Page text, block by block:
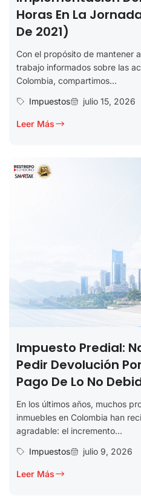
Horas En La
De 2021)
Con el propósito de mantener
trabajo informados sobre las
Colombia, compartimos...
Impuestos
julio 15, 2026
Leer Más
Impuesto Predial:
Pedir Devolución
Pago De Lo No
En los últimos años, muchos
inmuebles en Colombia han
agradable: el incremento...
Impuestos
julio 9, 2026
Leer Más